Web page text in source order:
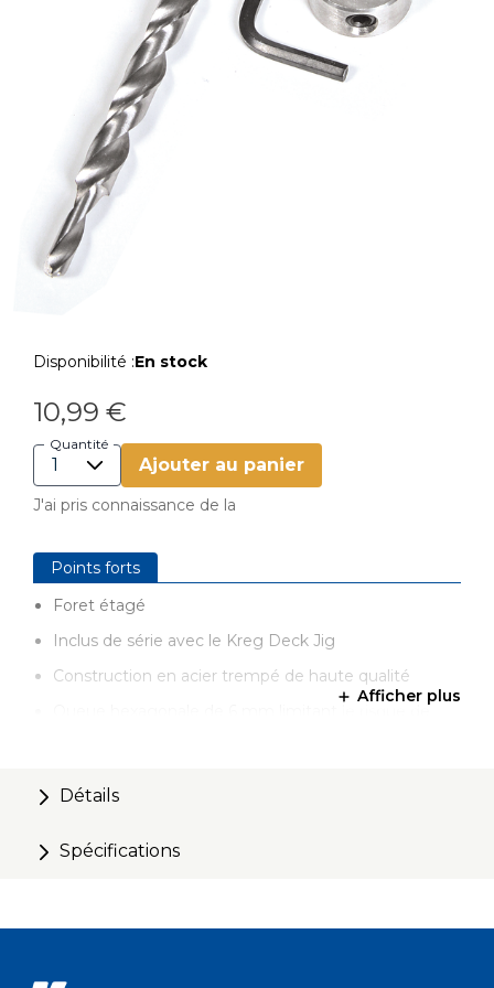
Disponibilité :En stock
10,99 €
Quantité
Ajouter au panier
J'ai pris connaissance de la
Points forts
Foret étagé
Inclus de série avec le Kreg Deck Jig
Construction en acier trempé de haute qualité
Queue hexagonale de 6 mm limitant le risque de
Afficher plus
Détails
Spécifications